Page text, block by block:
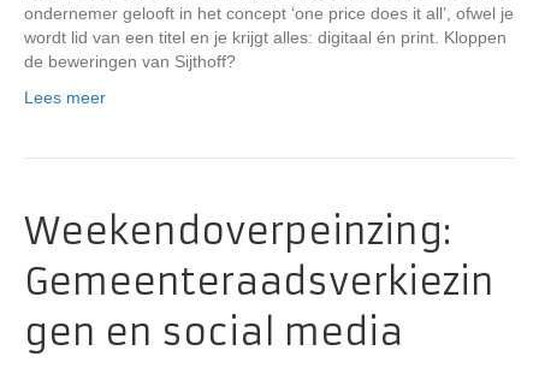
ondernemer gelooft in het concept ‘one price does it all’, ofwel je
wordt lid van een titel en je krijgt alles: digitaal én print. Kloppen
de beweringen van Sijthoff?
Lees meer
Weekendoverpeinzing:
Gemeenteraadsverkiezin
gen en social media